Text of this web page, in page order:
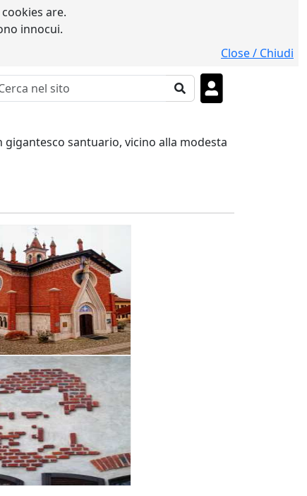
are.
innocui.
Close / Chiudi
gigantesco santuario, vicino alla modesta